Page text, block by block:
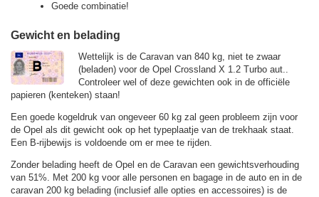
Goede combinatie!
Gewicht en belading
Wettelijk is de Caravan van 840 kg, niet te zwaar
(beladen) voor de Opel Crossland X 1.2 Turbo aut..
Controleer wel of deze gewichten ook in de officiële
papieren (kenteken) staan!
Een goede kogeldruk van ongeveer 60 kg zal geen probleem zijn voor
de Opel als dit gewicht ook op het typeplaatje van de trekhaak staat.
Een B-rijbewijs is voldoende om er mee te rijden.
Zonder belading heeft de Opel en de Caravan een gewichtsverhouding
van 51%. Met 200 kg voor alle personen en bagage in de auto en in de
caravan 200 kg belading (inclusief alle opties en accessoires) is de